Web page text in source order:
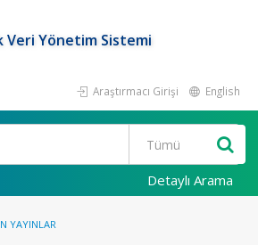
Veri Yönetim Sistemi
Araştırmacı Girişi English
Detaylı Arama
YAYINLAR